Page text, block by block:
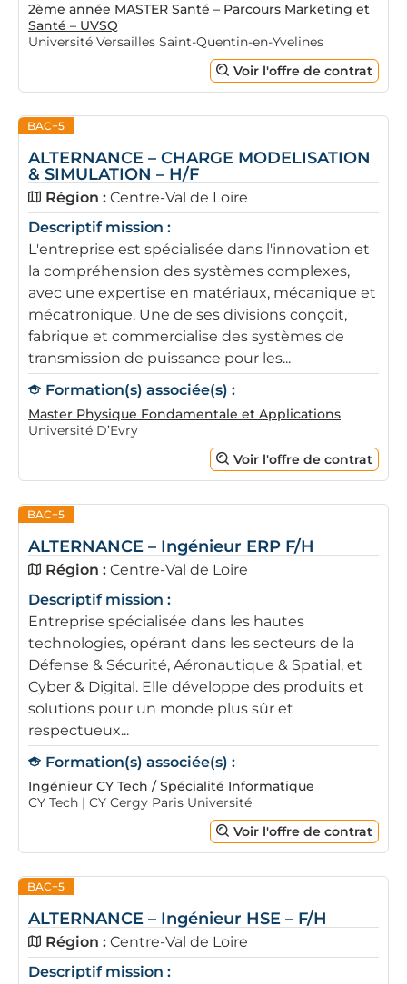
2ème année MASTER Santé – Parcours Marketing et
Santé – UVSQ
Université Versailles Saint-Quentin-en-Yvelines
Voir l'offre de contrat
BAC+5
ALTERNANCE – CHARGE MODELISATION
& SIMULATION – H/F
Région : Centre-Val de Loire
Descriptif mission :
L'entreprise est spécialisée dans l'innovation et
la compréhension des systèmes complexes,
avec une expertise en matériaux, mécanique et
mécatronique. Une de ses divisions conçoit,
fabrique et commercialise des systèmes de
transmission de puissance pour les...
Formation(s) associée(s) :
Master Physique Fondamentale et Applications
Université D’Evry
Voir l'offre de contrat
BAC+5
ALTERNANCE – Ingénieur ERP F/H
Région : Centre-Val de Loire
Descriptif mission :
Entreprise spécialisée dans les hautes
technologies, opérant dans les secteurs de la
Défense & Sécurité, Aéronautique & Spatial, et
Cyber & Digital. Elle développe des produits et
solutions pour un monde plus sûr et
respectueux...
Formation(s) associée(s) :
Ingénieur CY Tech / Spécialité Informatique
CY Tech | CY Cergy Paris Université
Voir l'offre de contrat
BAC+5
ALTERNANCE – Ingénieur HSE – F/H
Région : Centre-Val de Loire
Descriptif mission :